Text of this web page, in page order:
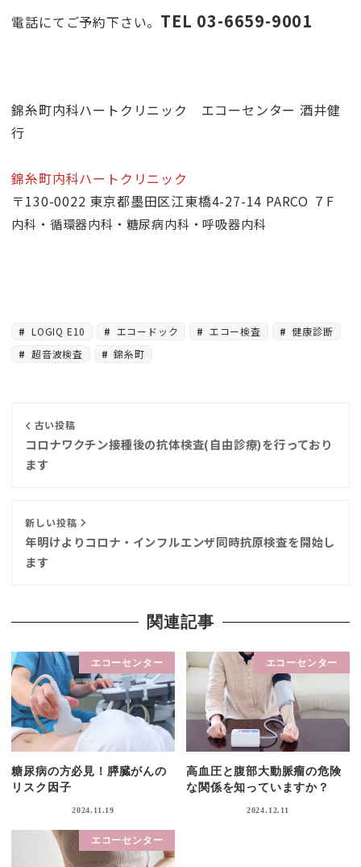
電話にてご予約下さい。 TEL 03-6659-9001
錦糸町内科ハートクリニック エコーセンター 酒井健
行
錦糸町内科ハートクリニック
〒130-0022 東京都墨田区江東橋4-27-14 PARCO ７F
内科・循環器内科・糖尿病内科・呼吸器内科
LOGIQ E10 エコードック エコー検査
健康診断
超音波検査
錦糸町
古い投稿
コロナワクチン接種後の抗体検査(自由診療)を行っており
ます
新しい投稿
年明けよりコロナ・インフルエンザ同時抗原検査を開始し
ます
関連記事
エコーセンター
糖尿病の方必見！膵臓がんの
リスク因子
2024.11.19
エコーセンター
高血圧と腹部大動脈瘤の危険
な関係を知っていますか？
2024.12.11
エコーセンター